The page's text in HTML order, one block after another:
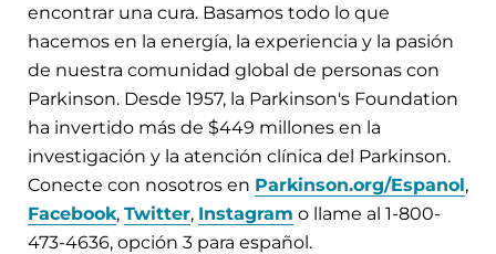
encontrar una cura. Basamos todo lo que
hacemos en la energía, la experiencia y la pasión
de nuestra comunidad global de personas con
Parkinson. Desde 1957, la Parkinson's Foundation
ha invertido más de $449 millones en la
investigación y la atención clínica del Parkinson.
Conecte con nosotros en Parkinson.org/Espanol,
Facebook, Twitter, Instagram o llame al 1-800-
473-4636, opción 3 para español.